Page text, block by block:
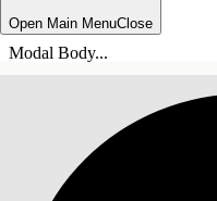
Open Main MenuClose
Modal Body...